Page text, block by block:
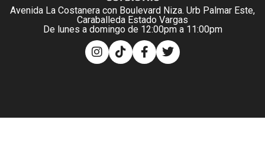
Avenida La Costanera con Boulevard Niza. Urb Palmar Este,
Caraballeda Estado Vargas
De lunes a domingo de 12:00pm a 11:00pm